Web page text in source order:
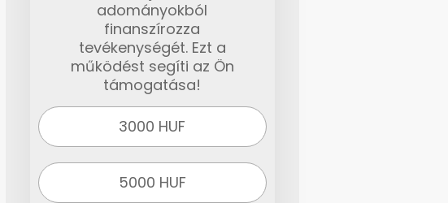
adományokból
finanszírozza
tevékenységét. Ezt a
működést segíti az Ön
támogatása!
3000 HUF
5000 HUF